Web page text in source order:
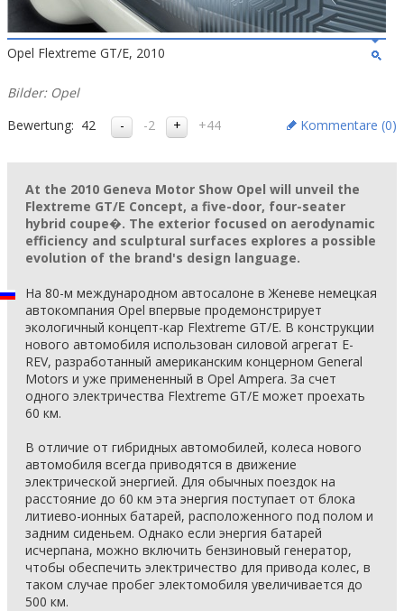
Opel Flextreme GT/E, 2010
Bilder: Opel
Bewertung: 42 -2 +44 Kommentare (0)
At the 2010 Geneva Motor Show Opel will unveil the
Flextreme GT/E Concept, a five-door, four-seater
hybrid coupe�. The exterior focused on aerodynamic
efficiency and sculptural surfaces explores a possible
evolution of the brand's design language.
На 80-м международном автосалоне в Женеве немецкая
автокомпания Opel впервые продемонстрирует
экологичный концепт-кар Flextreme GT/E. В конструкции
нового автомобиля использован силовой агрегат E-
REV, разработанный американским концерном General
Motors и уже примененный в Opel Ampera. За счет
одного электричества Flextreme GT/E может проехать
60 км.
В отличие от гибридных автомобилей, колеса нового
автомобиля всегда приводятся в движение
электрической энергией. Для обычных поездок на
расстояние до 60 км эта энергия поступает от блока
литиево-ионных батарей, расположенного под полом и
задним сиденьем. Однако если энергия батарей
исчерпана, можно включить бензиновый генератор,
чтобы обеспечить электричество для привода колес, в
таком случае пробег электомобиля увеличивается до
500 км.